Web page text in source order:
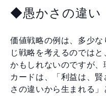
◆愚かさの違い
価値戦略の例は、多少
じ戦略を考えるのでは
かもしれないのですが、
カードは、「利益は、
さの違いから生まれる